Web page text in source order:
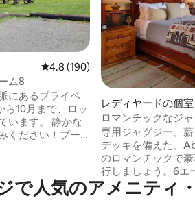
評価
レビュー190件、5つ星中4.8つ星
4.8 (190)
ム8
にあるプライベ
。 静かな
ください！プー
ンターからわず
ご
レディヤードの個室
ロマンチックなジ
スイート（コネチ
ク）
専用ジャグジー、
デッキを備えた、
のロマンチックで
行しましょう。6エ
地内にあるこのスイ
グコース、ハンモ
で人気のアメニティ